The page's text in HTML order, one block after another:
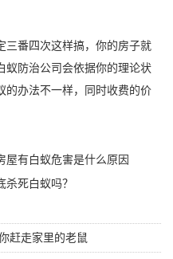
三番四次这样搞，你的房子就
蚁防治公司会依据你的理论状
的办法不一样，同时收费的价
屋有白蚁危害是什么原因
死白蚁吗？
赶走家里的老鼠